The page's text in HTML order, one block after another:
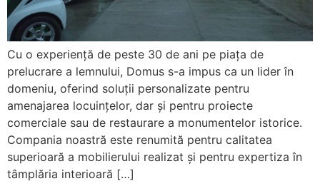
Cu o experiență de peste 30 de ani pe piața de
prelucrare a lemnului, Domus s-a impus ca un lider în
domeniu, oferind soluții personalizate pentru
amenajarea locuințelor, dar și pentru proiecte
comerciale sau de restaurare a monumentelor istorice.
Compania noastră este renumită pentru calitatea
superioară a mobilierului realizat și pentru expertiza în
tâmplăria interioară […]